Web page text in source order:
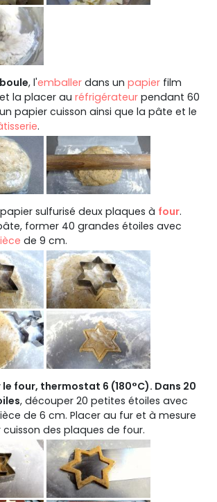
, l'emballer dans un papier film
la placer au réfrigérateur pendant 60
un papier cuisson ainsi que la pâte et le
.
sulfurisé deux plaques à four.
former 40 grandes étoiles avec
de 9 cm.
four, thermostat 6 (180°C). Dans 20
, découper 20 petites étoiles avec
de 6 cm. Placer au fur et à mesure
des plaques de four.